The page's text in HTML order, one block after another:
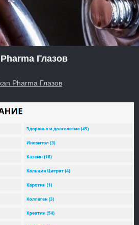
Глазов
Pharma Глазов